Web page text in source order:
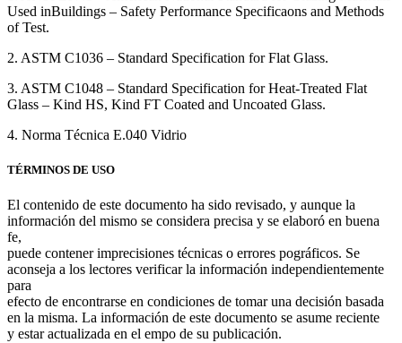
Used inBuildings – Safety Performance Specificaons and Methods
of Test.
2. ASTM C1036 – Standard Specification for Flat Glass.
3. ASTM C1048 – Standard Specification for Heat-Treated Flat
Glass – Kind HS, Kind FT Coated and Uncoated Glass.
4. Norma Técnica E.040 Vidrio
TÉRMINOS DE USO
El contenido de este documento ha sido revisado, y aunque la
información del mismo se considera precisa y se elaboró en buena
fe,
puede contener imprecisiones técnicas o errores pográficos. Se
aconseja a los lectores verificar la información independientemente
para
efecto de encontrarse en condiciones de tomar una decisión basada
en la misma. La información de este documento se asume reciente
y estar actualizada en el empo de su publicación.